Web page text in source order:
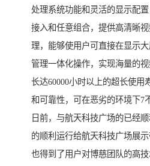
处理系统功能和灵活的显示配
接入和任意组合，提供高清晰
理，能够使用户可直接在显示大
管理一体化操作，实现海量的
长达60000小时以上的超长使用
和可靠性，可在恶劣的环境下7
日前，与航天科技广场的已经
的顺利运行给航天科技广场展
也得到了用户对博慈团队的高